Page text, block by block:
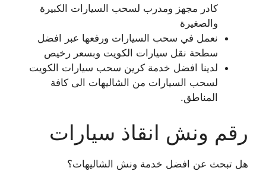
كادر مجهز ومدرب لسحب السيارات الكبيرة
والصغيرة
نعمل في سحب السيارات ورفعها عبر افضل
سطحة نقل سيارات الكويت وبسعر رخيص
لدينا افضل خدمة كرين سحب سيارات الكويت
لسحب السيارات من الشاليهات الى كافة
المناطق.
رقم ونش انقاذ سيارات
هل تبحث عن افضل خدمة ونش الشاليهات؟